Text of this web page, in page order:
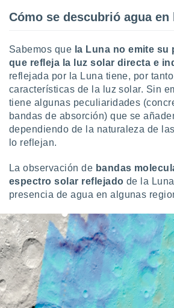
Cómo se descubrió agua en
Sabemos que la Luna no emite
que refleja la luz solar directa e
reflejada por la Luna tiene, por
características de la luz solar. Sin
tiene algunas peculiaridades
bandas de absorción) que se
dependiendo de la naturaleza de
lo reflejan.
La observación de bandas
espectro solar reflejado de la
presencia de agua en algunas